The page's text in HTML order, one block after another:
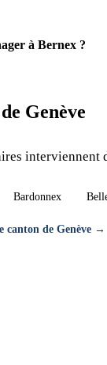
à Bernex ?
Genève
interviennent
Bardonnex
canton de Genève →